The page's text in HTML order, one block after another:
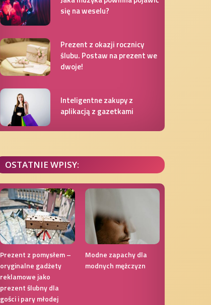
się na weselu?
Prezent z okazji rocznicy
ślubu. Postaw na prezent we
dwoje!
Inteligentne zakupy z
aplikacją z gazetkami
OSTATNIE WPISY:
Prezent z pomysłem –
oryginalne gadżety
reklamowe jako
prezent ślubny dla
gości i pary młodej
Modne zapachy dla
modnych mężczyzn